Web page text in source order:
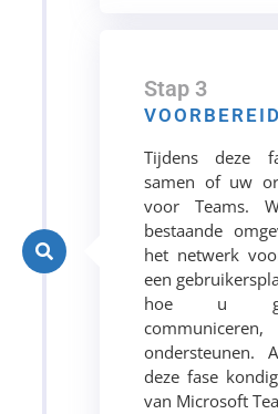
Stap 3
Tijdens deze
samen of uw
voor Teams.
bestaande
het netwerk
een
hoe u
ondersteunen.
deze fase
van Microsoft